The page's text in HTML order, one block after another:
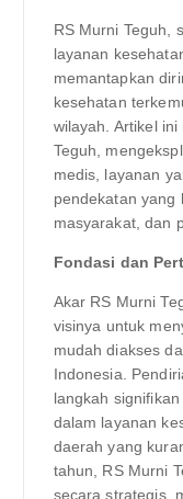
RS Murni Teguh,
layanan
memantapkan
kesehatan
wilayah. Artikel
Teguh,
medis, layanan
pendekatan yang
masyarakat, dan
Fondasi dan
Akar RS Murni
visinya untuk
mudah diakses
Indonesia.
langkah
dalam layanan
daerah yang
tahun, RS Murni
secara strategis,